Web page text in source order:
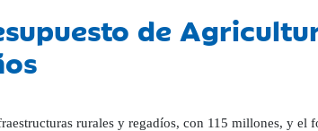
de
rurales y regadíos, con 115 millones, y el